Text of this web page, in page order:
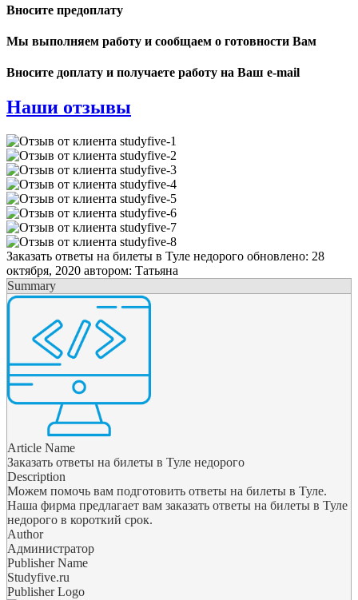
Вносите предоплату
Мы выполняем работу и сообщаем о готовности Вам
Вносите доплату и получаете работу на Ваш e-mail
Наши отзывы
Заказать ответы на билеты в Туле недорого обновлено: 28
октября, 2020 автором: Татьяна
Summary
Article Name
Заказать ответы на билеты в Туле недорого
Description
Можем помочь вам подготовить ответы на билеты в Туле.
Наша фирма предлагает вам заказать ответы на билеты в Туле
недорого в короткий срок.
Author
Администратор
Publisher Name
Studyfive.ru
Publisher Logo